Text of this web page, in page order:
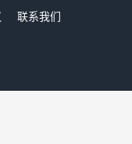
联系我们